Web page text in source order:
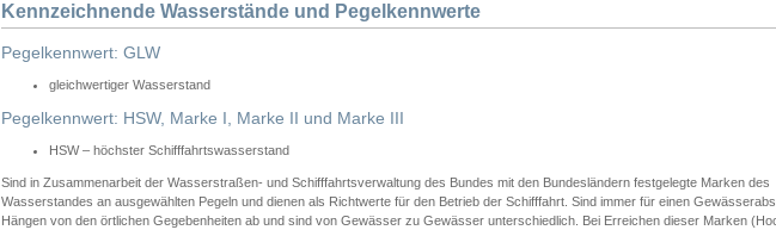
Kennzeichnende Wasserstände und Pegelkennwerte
Pegelkennwert: GLW
gleichwertiger Wasserstand
Pegelkennwert: HSW, Marke I, Marke II und Marke III
HSW – höchster Schifffahrtswasserstand
Sind in Zusammenarbeit der Wasserstraßen- und Schifffahrtsverwaltung des Bundes mit den Bundesländern festgelegte Marken des
Wasserstandes an ausgewählten Pegeln und dienen als Richtwerte für den Betrieb der Schifffahrt. Sind immer für einen
Hängen von den örtlichen Gegebenheiten ab und sind von Gewässer zu Gewässer unterschiedlich. Bei Erreichen dieser Marken